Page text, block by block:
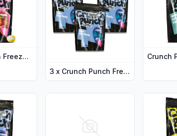
Crunch Punch Freeze-Dried Fruity Starballs 200 g
3 x Crunch Punch Freeze-Dried Blue Starballs 200 g
for produktet "Crunch Punch Freeze-Dried
Vis flere detaljer for produktet "»
Vis